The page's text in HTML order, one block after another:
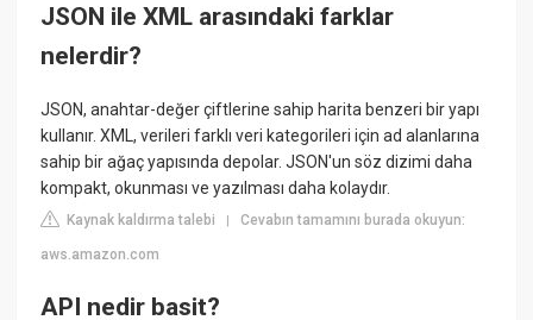
JSON ile XML arasındaki farklar
nelerdir?
JSON, anahtar-değer çiftlerine sahip harita benzeri bir yapı
kullanır. XML, verileri farklı veri kategorileri için ad alanlarına
sahip bir ağaç yapısında depolar. JSON'un söz dizimi daha
kompakt, okunması ve yazılması daha kolaydır.
Kaynak kaldırma talebi |Cevabın tamamını burada okuyun:
aws.amazon.com
API nedir basit?